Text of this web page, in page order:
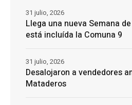
Llega una nueva Semana
está incluída la Comuna 9
31 julio, 2026
Desalojaron a vendedores
Mataderos
31 julio, 2026